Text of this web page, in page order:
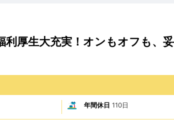
利厚生大充実！オンもオフも、
年間休日 110日